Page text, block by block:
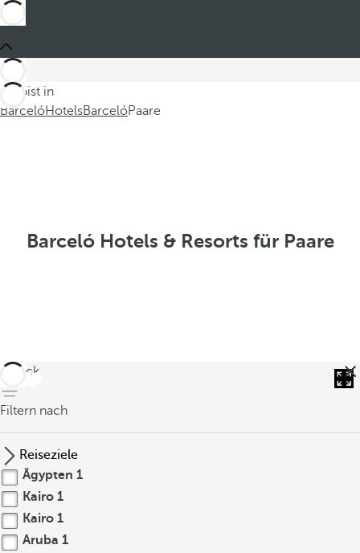
Du bist in
BarcelóHotelsBarcelóPaare
Barceló Hotels & Resorts für Paare
zurück
Filtern nach
Reiseziele
Ägypten 1
Kairo 1
Kairo 1
Aruba 1